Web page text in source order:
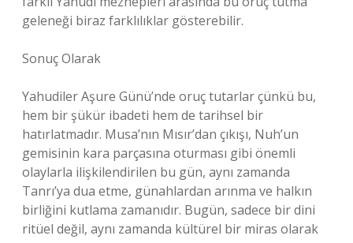
geleneği biraz farklılıklar gösterebilir.
Sonuç Olarak
Yahudiler Aşure Günü’nde oruç tutarlar çünkü bu,
hem bir şükür ibadeti hem de tarihsel bir
hatırlatmadır. Musa’nın Mısır’dan çıkışı, Nuh’un
gemisinin kara parçasına oturması gibi önemli
olaylarla ilişkilendirilen bu gün, aynı zamanda
Tanrı’ya dua etme, günahlardan arınma ve halkın
birliğini kutlama zamanıdır. Bugün, sadece bir dini
ritüel değil, aynı zamanda kültürel bir miras olarak